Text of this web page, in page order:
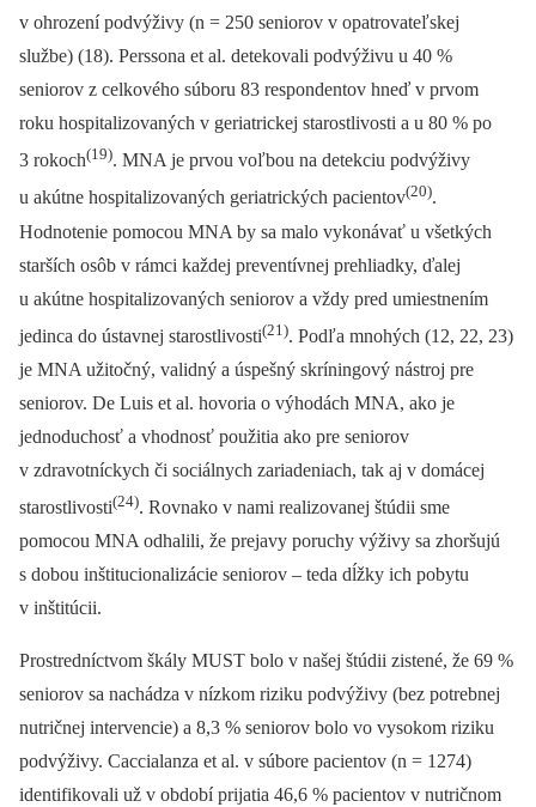
v ohrození podvýživy (n = 250 seniorov v opatrovateľskej
službe) (18). Perssona et al. detekovali podvýživu u 40 %
seniorov z celkového súboru 83 respondentov hneď v prvom
roku hospitalizovaných v geriatrickej starostlivosti a u 80 % po
3 rokoch(19). MNA je prvou voľbou na detekciu podvýživy
u akútne hospitalizovaných geriatrických pacientov(20).
Hodnotenie pomocou MNA by sa malo vykonávať u všetkých
starších osôb v rámci každej preventívnej prehliadky, ďalej
u akútne hospitalizovaných seniorov a vždy pred umiestnením
jedinca do ústavnej starostlivosti(21). Podľa mnohých (12, 22, 23)
je MNA užitočný, validný a úspešný skríningový nástroj pre
seniorov. De Luis et al. hovoria o výhodách MNA, ako je
jednoduchosť a vhodnosť použitia ako pre seniorov
v zdravotníckych či sociálnych zariadeniach, tak aj v domácej
starostlivosti(24). Rovnako v nami realizovanej štúdii sme
pomocou MNA odhalili, že prejavy poruchy výživy sa zhoršujú
s dobou inštitucionalizácie seniorov –⁠ teda dĺžky ich pobytu
v inštitúcii.
Prostredníctvom škály MUST bolo v našej štúdii zistené, že 69 %
seniorov sa nachádza v nízkom riziku podvýživy (bez potrebnej
nutričnej intervencie) a 8,3 % seniorov bolo vo vysokom riziku
podvýživy. Caccialanza et al. v súbore pacientov (n = 1274)
identifikovali už v období prijatia 46,6 % pacientov v nutričnom